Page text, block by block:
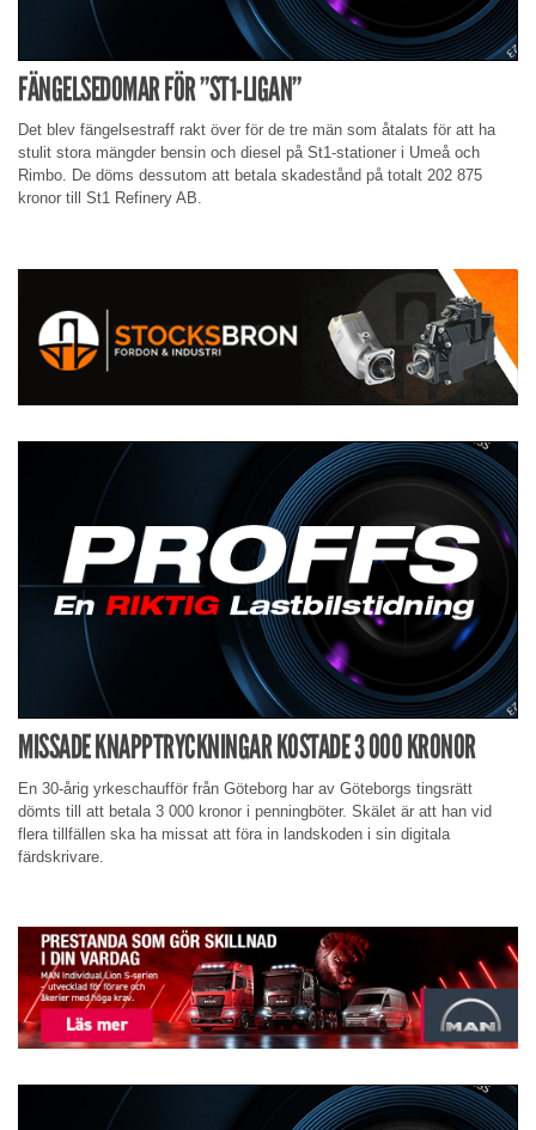
FÄNGELSEDOMAR FÖR ”ST1-LIGAN”
Det blev fängelsestraff rakt över för de tre män som åtalats för att ha
stulit stora mängder bensin och diesel på St1-stationer i Umeå och
Rimbo. De döms dessutom att betala skadestånd på totalt 202 875
kronor till St1 Refinery AB.
MISSADE KNAPPTRYCKNINGAR KOSTADE 3 000 KRONOR
En 30-årig yrkeschaufför från Göteborg har av Göteborgs tingsrätt
dömts till att betala 3 000 kronor i penningböter. Skälet är att han vid
flera tillfällen ska ha missat att föra in landskoden i sin digitala
färdskrivare.